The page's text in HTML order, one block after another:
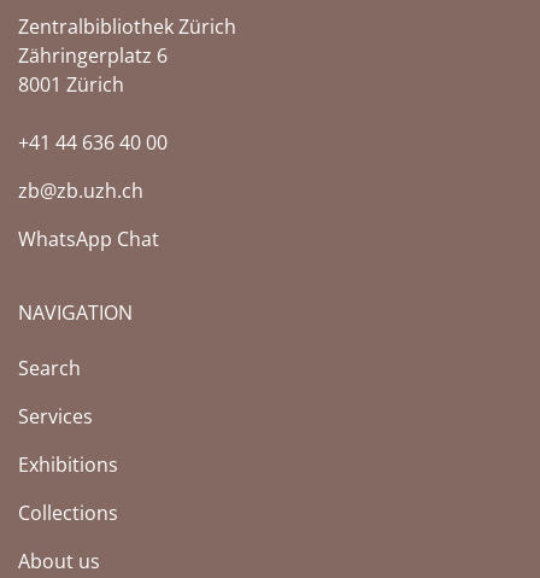
Zentralbibliothek Zürich
Zähringerplatz 6
8001 Zürich
+41 44 636 40 00
zb@zb.uzh.ch
WhatsApp Chat
NAVIGATION
Search
Services
Exhibitions
Collections
About us